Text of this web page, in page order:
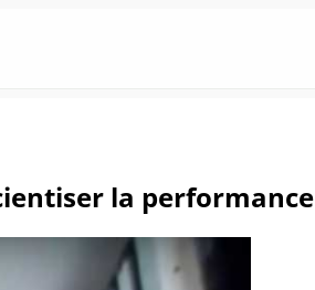
la performance